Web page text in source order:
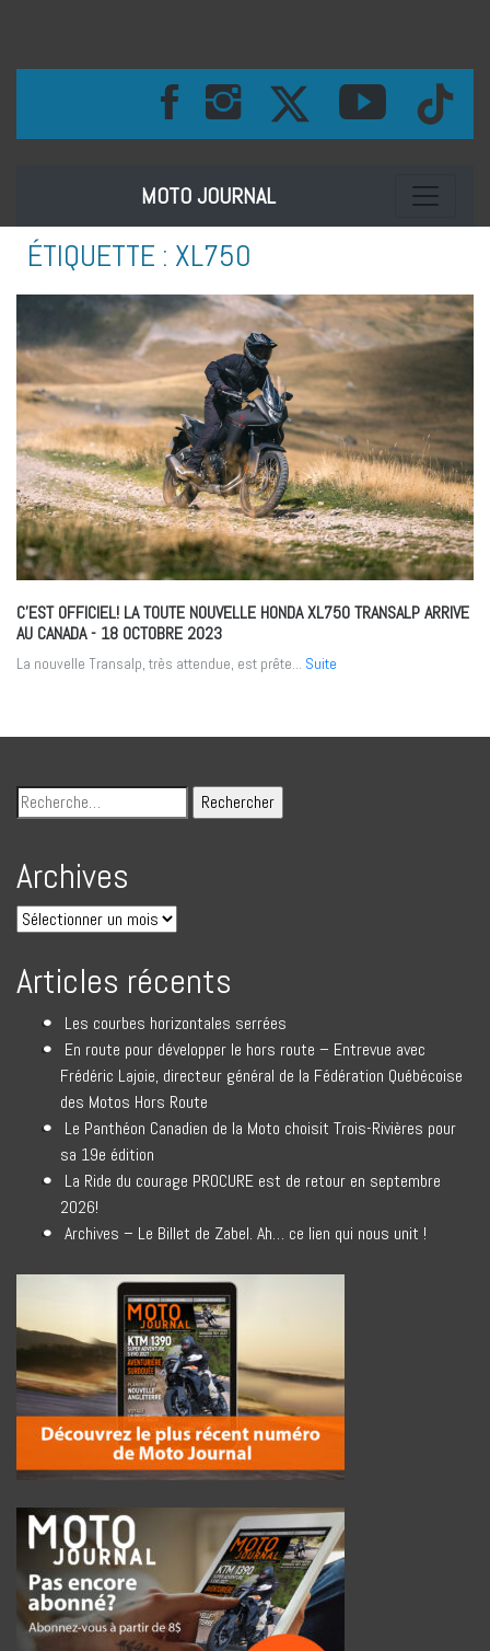
MOTO JOURNAL Toggle
ÉTIQUETTE : XL750
C’EST OFFICIEL! LA TOUTE NOUVELLE HONDA XL750 TRANSALP ARRIVE
AU CANADA- 18 OCTOBRE 2023
La nouvelle Transalp, très attendue, est prête... Suite
Archives
Articles récents
Les courbes horizontales serrées
En route pour développer le hors route – Entrevue avec
Frédéric Lajoie, directeur général de la Fédération Québécoise
des Motos Hors Route
Le Panthéon Canadien de la Moto choisit Trois-Rivières pour
sa 19e édition
La Ride du courage PROCURE est de retour en septembre
2026!
Archives – Le Billet de Zabel. Ah… ce lien qui nous unit !